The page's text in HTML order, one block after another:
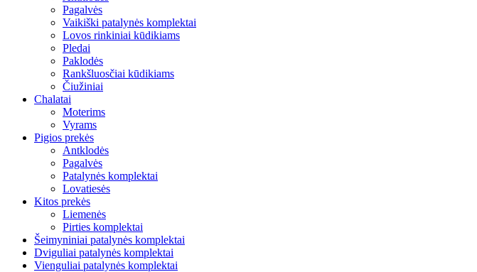
Pagalvės
Vaikiški patalynės komplektai
Lovos rinkiniai kūdikiams
Pledai
Paklodės
Rankšluosčiai kūdikiams
Čiužiniai
Chalatai
Moterims
Vyrams
Pigios prekės
Antklodės
Pagalvės
Patalynės komplektai
Lovatiesės
Kitos prekės
Liemenės
Pirties komplektai
Šeimyniniai patalynės komplektai
Dviguliai patalynės komplektai
Vienguliai patalynės komplektai